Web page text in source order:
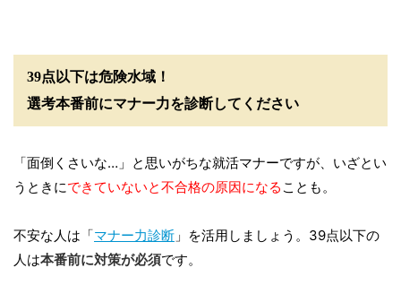
39点以下は危険水域！
選考本番前にマナー力を診断してください
「面倒くさいな…」と思いがちな就活マナーですが、いざとい
うときにできていないと不合格の原因になる ことも。
不安な人は「マナー力診断 」を活用しましょう。39点以下の
人は本番前に対策が必須です。